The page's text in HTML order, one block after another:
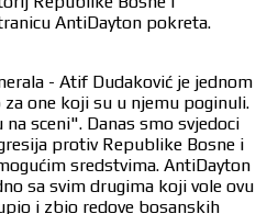
AntiDayton pokreta.
- Atif Dudaković je jednom
one koji su u njemu poginuli.
sceni". Danas smo svjedoci
protiv Republike Bosne i
sredstvima. AntiDayton
sa svim drugima koji vole ovu
i zbio redove bosanskih